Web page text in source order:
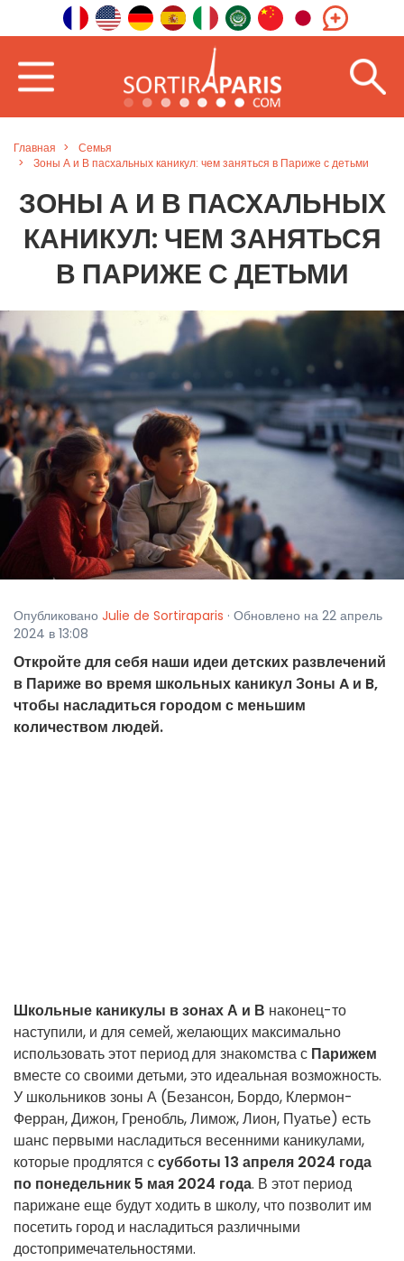
Главная
Семья
Зоны А и В пасхальных каникул: чем заняться в Париже с детьми
ЗОНЫ А И В ПАСХАЛЬНЫХ
КАНИКУЛ: ЧЕМ ЗАНЯТЬСЯ
В ПАРИЖЕ С ДЕТЬМИ
Опубликовано Julie de Sortiraparis · Обновлено на 22 апрель
2024 в 13:08
Откройте для себя наши идеи детских развлечений
в Париже во время школьных каникул Зоны A и B,
чтобы насладиться городом с меньшим
количеством людей.
Школьные каникулы в зонах А и В наконец-то
наступили, и для семей, желающих максимально
использовать этот период для знакомства с Парижем
вместе со своими детьми, это идеальная возможность.
У школьников зоны А (Безансон, Бордо, Клермон-
Ферран, Дижон, Гренобль, Лимож, Лион, Пуатье) есть
шанс первыми насладиться весенними каникулами,
которые продлятся ссубботы 13 апреля 2024 года
по понедельник 5 мая 2024 года. В этот период
парижане еще будут ходить в школу, что позволит им
посетить город и насладиться различными
достопримечательностями.